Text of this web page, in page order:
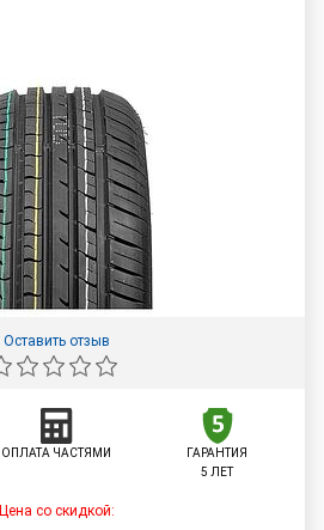
Оставить отзыв
ОПЛАТА ЧАСТЯМИ
ГАРАНТИЯ
5 ЛЕТ
Цена со скидкой: